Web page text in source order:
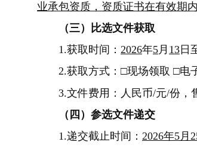
业承包资质，资质证书在有效期内
（三）
比选文件获取
1.获取时间： 2026年5月 13 日
2.获取方式： □现场领取 □电
3.文件费用：人民币/元/份，
（ 四 ） 参选文件递交
1.递交截止时间 ： 2026年5月